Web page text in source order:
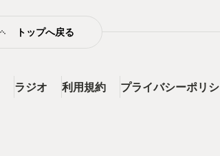
トップへ戻る
ラジオ 利用規約 プライバシーポリ